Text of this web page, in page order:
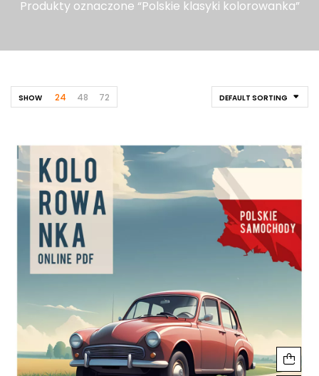
Produkty oznaczone “Polskie klasyki kolorowanka”
DEFAULT SORTING
SHOW 24 48 72